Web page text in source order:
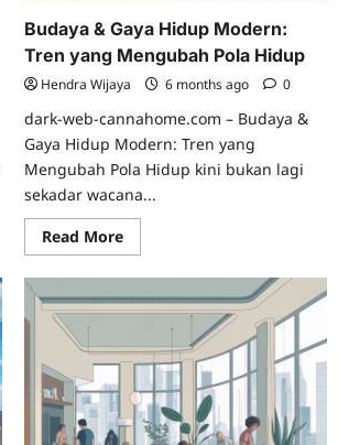
Budaya & Gaya Hidup Modern:
Tren yang Mengubah Pola Hidup
Hendra Wijaya 6 months ago 0
dark-web-cannahome.com – Budaya &
Gaya Hidup Modern: Tren yang
Mengubah Pola Hidup kini bukan lagi
sekadar wacana...
Read MoreRead
more
Budaya
&
Gaya
Modern:
Tren
yang
Mengubah
Pola
Hidup